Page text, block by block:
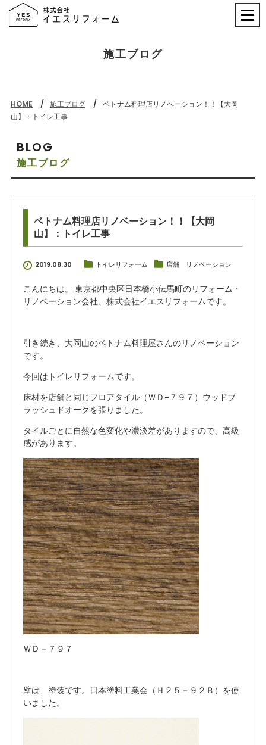
施工ブログ
HOME 施工ブログ
ベトナム料理店リノベーション！！【大岡
山】：トイレ工事
BLOG
施工ブログ
ベトナム料理店リノベーション！！【大岡
山】：トイレ工事
2019.08.30 トイレリフォーム 店舗 リノベーション
こんにちは。 東京都中央区日本橋小伝馬町のリフォーム・
リノベーション会社、株式会社イエスリフォームです。
引き続き、大岡山のベトナム料理屋さんのリノベーション
です。
今回はトイレリフォームです。
床材を店舗と同じフロアタイル（ＷＤ-７９７）ウッドブ
ラッシュドオークを張りました。
タイルごとに自然な色変化や濃淡差がありますので、高級
感があります。
ＷＤ－７９７
壁は、塗装です。日本塗料工業会（Ｈ２５－９２Ｂ）を使
いました。